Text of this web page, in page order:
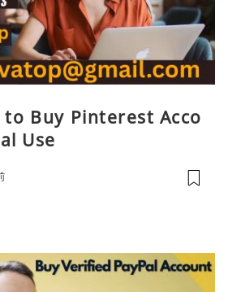
to Buy Pinterest Acco
Use